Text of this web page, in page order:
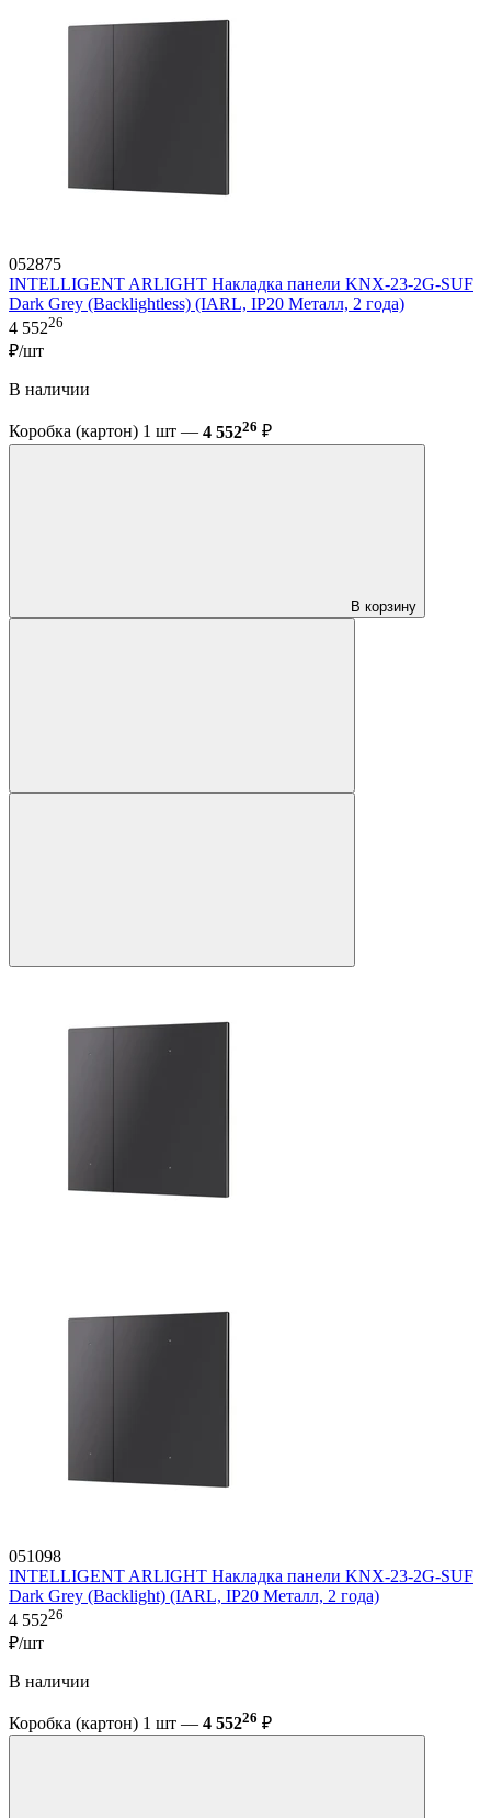
052875
INTELLIGENT ARLIGHT Накладка панели KNX-23-2G-SUF
Dark Grey (Backlightless) (IARL, IP20 Металл, 2 года)
4 55226
₽/шт
В наличии
Коробка (картон) 1 шт — 4 55226 ₽
В корзину
051098
INTELLIGENT ARLIGHT Накладка панели KNX-23-2G-SUF
Dark Grey (Backlight) (IARL, IP20 Металл, 2 года)
4 55226
₽/шт
В наличии
Коробка (картон) 1 шт — 4 55226 ₽